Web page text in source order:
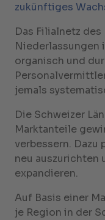
zukünftiges
Das Filialnetz
Niederlassungen
organisch und
jemals
Die Schweizer
Marktanteile
verbessern. Dazu
neu auszurichten
expandieren.
Auf Basis einer
je Region in der